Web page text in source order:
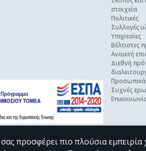
στοιχεία
Πολιτικές
Συλλογές
Υπηρεσίες
Βέλτιστες
Ανοικτή
Διεθνή
Συχνές
προσφέρει πιο πλούσια